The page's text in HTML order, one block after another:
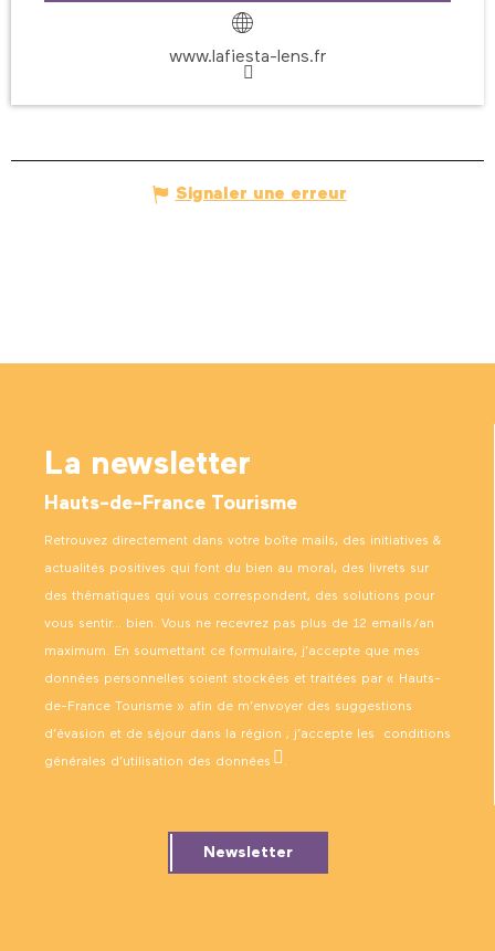
www.lafiesta-lens.fr
Signaler une erreur
La newsletter
Hauts-de-France Tourisme
Retrouvez directement dans votre boîte mails, des initiatives &
actualités positives qui font du bien au moral, des livrets sur
des thématiques qui vous correspondent, des solutions pour
vous sentir… bien. Vous ne recevrez pas plus de 12 emails/an
maximum. En soumettant ce formulaire, j’accepte que mes
données personnelles soient stockées et traitées par « Hauts-
de-France Tourisme » afin de m’envoyer des suggestions
d’évasion et de séjour dans la région ; j’accepte les conditions
générales d’utilisation des données .
Newsletter